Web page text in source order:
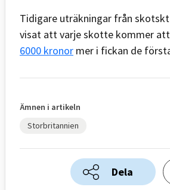
Tidigare uträkningar från
visat att varje skotte kommer att
6000 kronor mer i fickan de
Ämnen i artikeln
Storbritannien
Dela